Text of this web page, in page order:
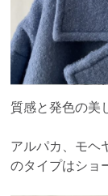
質感と発色の美
アルパカ、モヘ
のタイプはショ